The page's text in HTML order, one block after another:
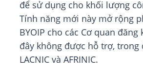
để sử dụng cho khối lượng
Tính năng mới này mở rộng
BYOIP cho các Cơ quan
đây không được hỗ trợ, trong
LACNIC và AFRINIC.